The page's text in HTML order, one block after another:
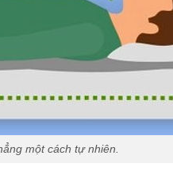
một cách tự nhiên.